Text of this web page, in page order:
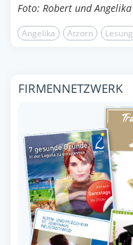
Foto: Robert und Angelika
Angelika Atzorn Lesung
FIRMENNETZWERK